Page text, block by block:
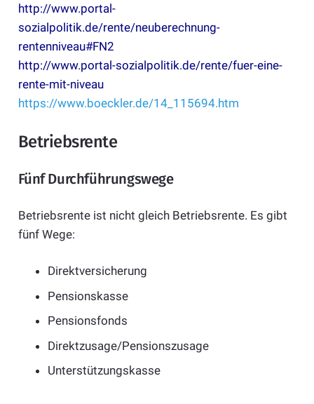
http://www.portal-
sozialpolitik.de/rente/neuberechnung-
rentenniveau#FN2
http://www.portal-sozialpolitik.de/rente/fuer-eine-
rente-mit-niveau
https://www.boeckler.de/14_115694.htm
Betriebsrente
Fünf Durchführungswege
Betriebsrente ist nicht gleich Betriebsrente. Es gibt
fünf Wege:
Direktversicherung
Pensionskasse
Pensionsfonds
Direktzusage/Pensionszusage
Unterstützungskasse